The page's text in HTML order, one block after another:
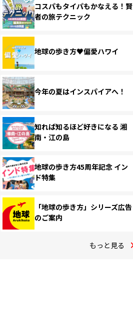
コスパもタイパもかなえる！賢
者の旅テクニック
地球の歩き方♥偏愛ハワイ
今年の夏はインスパイアへ！
知れば知るほど好きになる 湘
南・江の島
地球の歩き方45周年記念 イン
ド特集
「地球の歩き方」シリーズ広告
のご案内
もっと見る